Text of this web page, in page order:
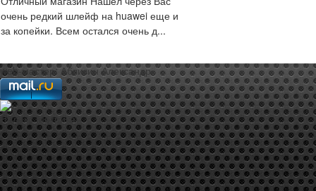
очень редкий шлейф на huawei еще и
за копейки. Всем остался очень д...
web-мастер:Аблизин Александр